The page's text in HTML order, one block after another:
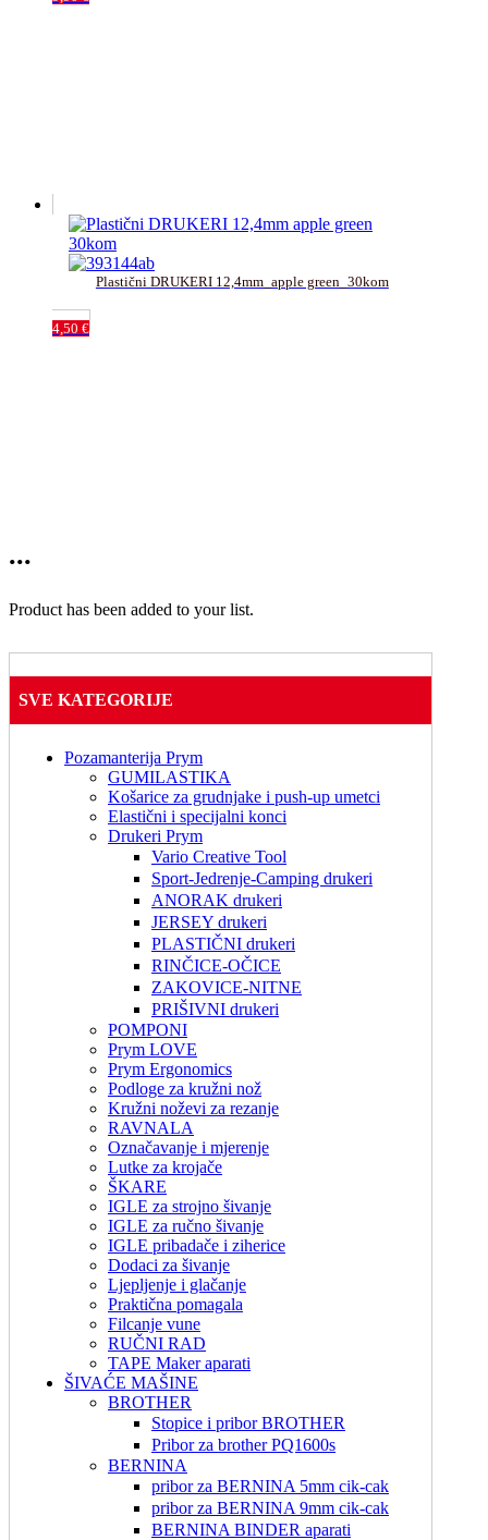
Plastični DRUKERI 12,4mm_apple green_30kom
4,50 €
...
Product has been added to your list.
SVE KATEGORIJE
Pozamanterija Prym
GUMILASTIKA
Košarice za grudnjake i push-up umetci
Elastični i specijalni konci
Drukeri Prym
Vario Creative Tool
Sport-Jedrenje-Camping drukeri
ANORAK drukeri
JERSEY drukeri
PLASTIČNI drukeri
RINČICE-OČICE
ZAKOVICE-NITNE
PRIŠIVNI drukeri
POMPONI
Prym LOVE
Prym Ergonomics
Podloge za kružni nož
Kružni noževi za rezanje
RAVNALA
Označavanje i mjerenje
Lutke za krojače
ŠKARE
IGLE za strojno šivanje
IGLE za ručno šivanje
IGLE pribadače i ziherice
Dodaci za šivanje
Ljepljenje i glačanje
Praktična pomagala
Filcanje vune
RUČNI RAD
TAPE Maker aparati
ŠIVAĆE MAŠINE
BROTHER
Stopice i pribor BROTHER
Pribor za brother PQ1600s
BERNINA
pribor za BERNINA 5mm cik-cak
pribor za BERNINA 9mm cik-cak
BERNINA BINDER aparati